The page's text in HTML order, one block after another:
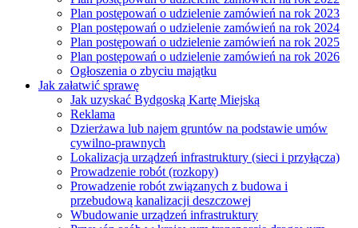
Plan postępowań o udzielenie zamówień na rok 2023
Plan postępowań o udzielenie zamówień na rok 2024
Plan postępowań o udzielenie zamówień na rok 2025
Plan postępowań o udzielenie zamówień na rok 2026
Ogłoszenia o zbyciu majątku
Jak załatwić sprawę
Jak uzyskać Bydgoską Kartę Miejską
Reklama
Dzierżawa lub najem gruntów na podstawie umów
cywilno-prawnych
Lokalizacja urządzeń infrastruktury (sieci i przyłącza)
Prowadzenie robót (rozkopy)
Prowadzenie robót związanych z budowa i
przebudową kanalizacji deszczowej
Wbudowanie urządzeń infrastruktury